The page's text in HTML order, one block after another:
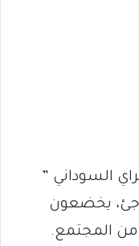
السوداني ”
البرنامج نحو 33,000 لاجئ، يخضعون
المجتمع.